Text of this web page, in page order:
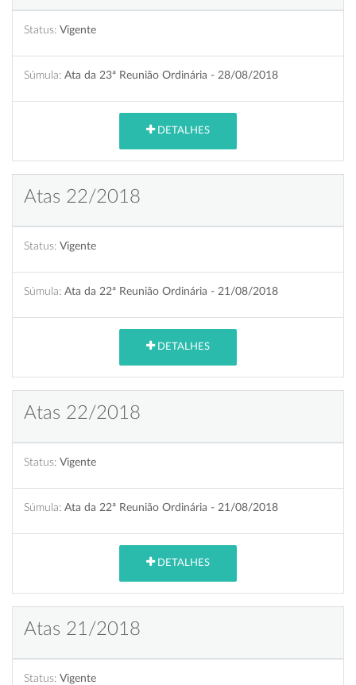
Status: Vigente
Súmula: Ata da 23ª Reunião Ordinária - 28/08/2018
DETALHES
Atas 22/2018
Status: Vigente
Súmula: Ata da 22ª Reunião Ordinária - 21/08/2018
DETALHES
Atas 22/2018
Status: Vigente
Súmula: Ata da 22ª Reunião Ordinária - 21/08/2018
DETALHES
Atas 21/2018
Status: Vigente